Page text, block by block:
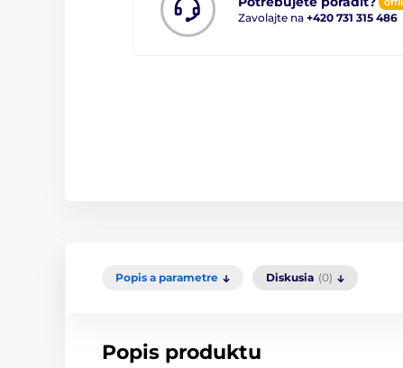
Zavolajte na +420 731 315 486
Popis a parametre Diskusia (0)
Popis produktu